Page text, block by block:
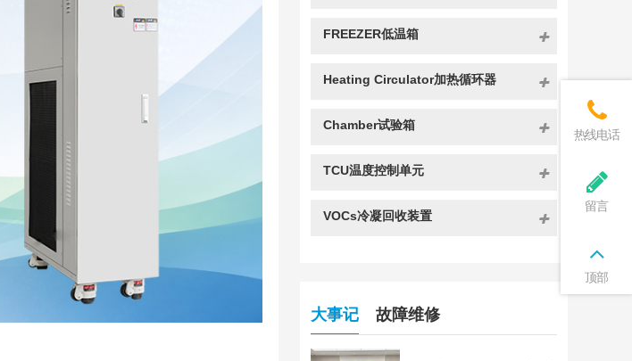
FREEZER低温箱
Heating Circulator加热循环器
Chamber试验箱
TCU温度控制单元
VOCs冷凝回收装置
大事记 故障维修
热线电话
留言
顶部